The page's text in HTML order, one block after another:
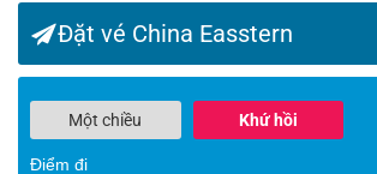
Đặt vé China Easstern
Một chiều Khứ hồi
Điểm đi